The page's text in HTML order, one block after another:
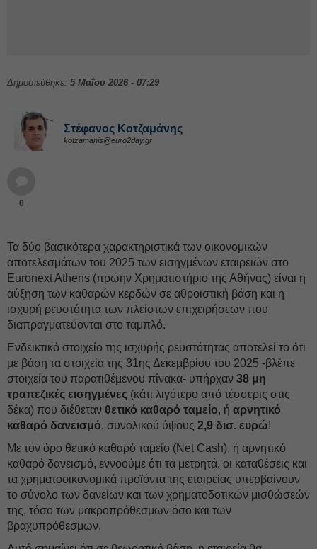
Δημοσιεύθηκε: 5 Μαΐου 2026 - 07:29
Στέφανος Kοτζαμάνης
kotzamanis@euro2day.gr
0
Τα δύο βασικότερα χαρακτηριστικά των οικονομικών
αποτελεσμάτων του 2025 των εισηγμένων εταιρειών στο
Euronext Athens (πρώην Χρηματιστήριο της Αθήνας) είναι η
αύξηση των καθαρών κερδών σε αθροιστική βάση και η
ισχυρή ρευστότητα των πλείστων επιχειρήσεων που
διαπραγματεύονται στο ταμπλό.
Ενδεικτικό στοιχείο της ισχυρής ρευστότητας αποτελεί το ότι
με βάση τα στοιχεία της 31ης Δεκεμβρίου του 2025 -βλέπε
στοιχεία του παρατιθέμενου πίνακα- υπήρχαν 38 μη
τραπεζικές εισηγμένες (κάτι λιγότερο από τέσσερις στις
δέκα) που διέθεταν θετικό καθαρό ταμείο, ή αρνητικό
καθαρό δανεισμό, συνολικού ύψους 2,9 δισ. ευρώ!
Με τον όρο θετικό καθαρό ταμείο (Net Cash), ή αρνητικό
καθαρό δανεισμό, εννοούμε ότι τα μετρητά, οι καταθέσεις και
τα χρηματοοικονομικά προϊόντα της εταιρείας υπερβαίνουν
το σύνολο των δανείων και των χρηματοδοτικών μισθώσεών
της, τόσο των μακροπρόθεσμων όσο και των
βραχυπρόθεσμων.